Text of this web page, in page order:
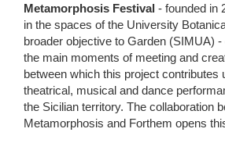
Metamorphosis Festival - founded in
in the spaces of the University
broader objective to Garden (SIMUA)
the main moments of meeting and
between which this project contributes
theatrical, musical and dance
the Sicilian territory. The collaboration
Metamorphosis and Forthem opens